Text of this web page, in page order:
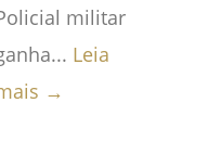
militar
Leia
→